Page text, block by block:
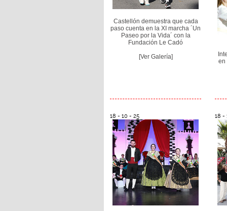
Castellón demuestra que cada
paso cuenta en la XI marcha ´Un
Paseo por la Vida´ con la
Fundación Le Cadó
[Ver Galería]
en
18 - 10 - 25 18 -